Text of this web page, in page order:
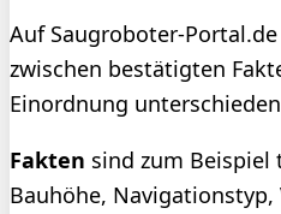
Auf Saugroboter-
zwischen bestätigten
Einordnung
Fakten sind zum Beispiel
Bauhöhe,